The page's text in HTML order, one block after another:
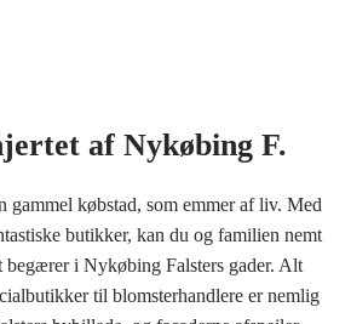
af Nykøbing F.
gammel købstad, som emmer af liv. Med
butikker, kan du og familien nemt
begærer i Nykøbing Falsters gader. Alt
til blomsterhandlere er nemlig